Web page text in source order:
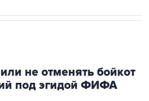
не отменять бойкот
под эгидой ФИФА